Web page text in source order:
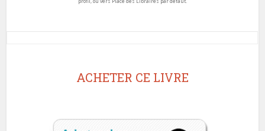
ACHETER CE LIVRE